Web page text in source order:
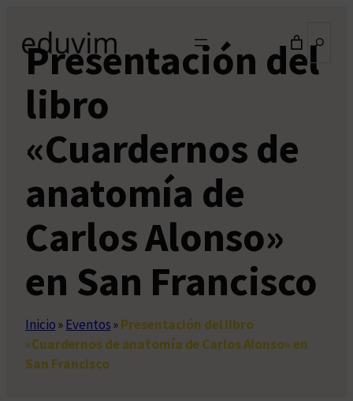
contenido
Presentación del
libro
«Cuardernos de
anatomía de
Carlos Alonso»
en San Francisco
Inicio» Eventos»Presentación del libro
«Cuardernos de anatomía de Carlos Alonso» en
San Francisco